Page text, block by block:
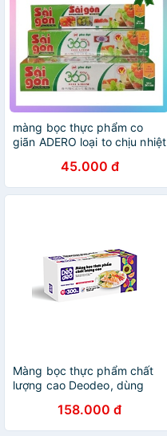
màng bọc thực phẩm co
giãn ADERO loại to chịu nhiệt
45.000 đ
Màng bọc thực phẩm chất
lượng cao Deodeo, dùng
size - Hàng chính hãng
158.000 đ